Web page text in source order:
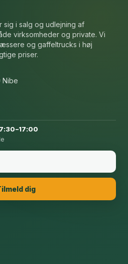
sig i salg og udlejning af
virksomheder og private. Vi
og gaffeltrucks i høj
priser.
Nibe
dig